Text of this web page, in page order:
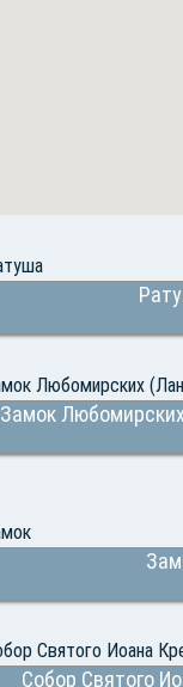
Замок
Собор Святого